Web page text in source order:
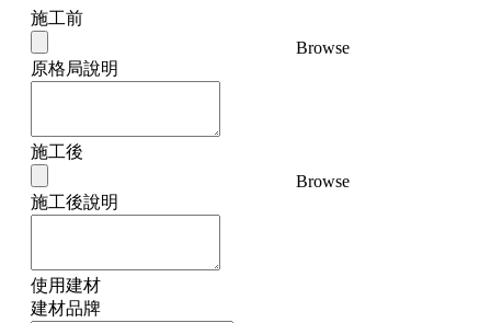
施工前
Browse
原格局說明
施工後
Browse
施工後說明
使用建材
建材品牌